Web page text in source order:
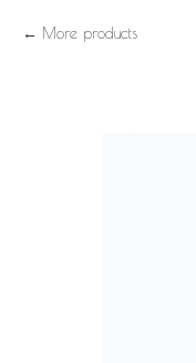
More products